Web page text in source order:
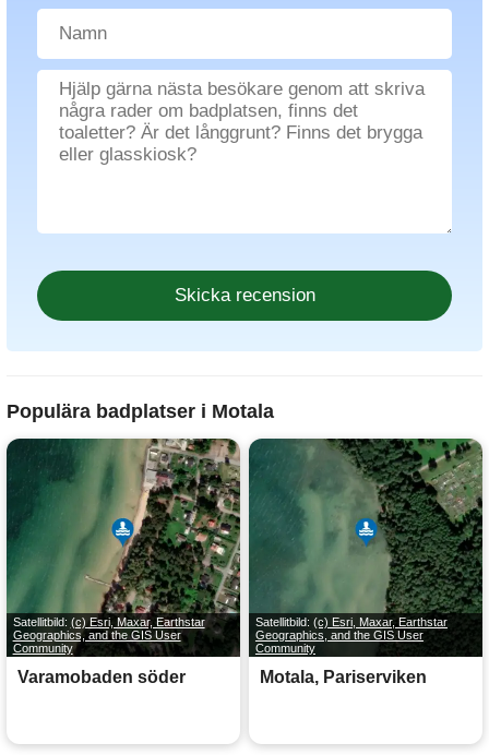
Populära badplatser i Motala
Satellitbild: (c) Esri, Maxar, Earthstar
Geographics, and the GIS User
Community
Varamobaden söder
Satellitbild: (c) Esri, Maxar, Earthstar
Geographics, and the GIS User
Community
Motala, Pariserviken